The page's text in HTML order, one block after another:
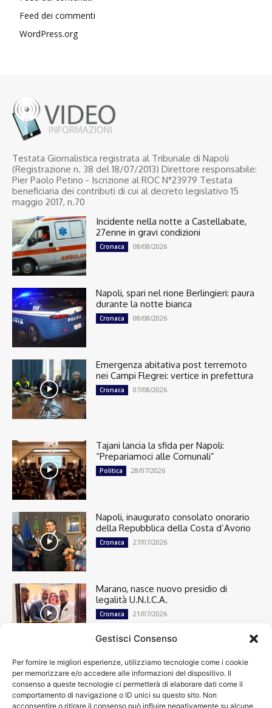
Gestisci Consenso
Per fornire le migliori esperienze, utilizziamo tecnologie come i cookie
per memorizzare e/o accedere alle informazioni del dispositivo. Il
consenso a queste tecnologie ci permetterà di elaborare dati come il
comportamento di navigazione o ID unici su questo sito. Non
acconsentire o ritirare il consenso può influire negativamente su alcune
Feed dei commenti
WordPress.org
Testata Giornalistica registrata al Tribunale di Napoli
(Registrazione n. 38 del 18/07/2013) Direttore responsabile:
Pier Paolo Petino - Iscrizione al ROC N°23979 Testata
beneficiaria dei contributi di cui al decreto legislativo 15
maggio 2017, n.70
Incidente nella notte a Castellabate,
27enne in gravi condizioni
Cronaca 08/08/2026
Napoli, spari nel rione Berlingieri: paura
durante la notte bianca
Cronaca 08/08/2026
Emergenza abitativa post terremoto
nei Campi Flegrei: vertice in prefettura
Cronaca 07/08/2026
Tajani lancia la sfida per Napoli:
“Prepariamoci alle Comunali”
Politica 28/07/2026
Napoli, inaugurato consolato onorario
della Repubblica della Costa d’Avorio
Cronaca 27/07/2026
Marano, nasce nuovo presidio di
legalità U.N.I.C.A.
Cronaca 21/07/2026
Cronaca
13501
Attualità
7305
top